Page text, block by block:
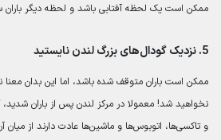
ممکن است یک لحظه آفتابی باشد و لحظه دیگر باران
5. نزدیک گودال‌های بزرگ لندن نایستید
ممکن است باران متوقف شده باشد، اما این بدان
نخواهید شد! معمولا در مرکز لندن پس از باران
و تاکسی‌ها، اتوبوس‌ها و ماشین‌ها عادت دارند از میان